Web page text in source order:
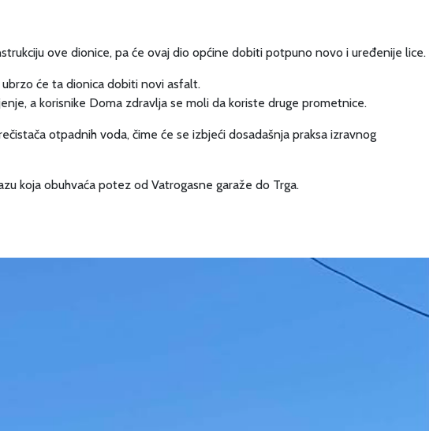
ove dionice, pa će ovaj dio općine dobiti potpuno novo i uređenije lice.
će ta dionica dobiti novi asfalt.
a korisnike Doma zdravlja se moli da koriste druge prometnice.
otpadnih voda, čime će se izbjeći dosadašnja praksa izravnog
koja obuhvaća potez od Vatrogasne garaže do Trga.